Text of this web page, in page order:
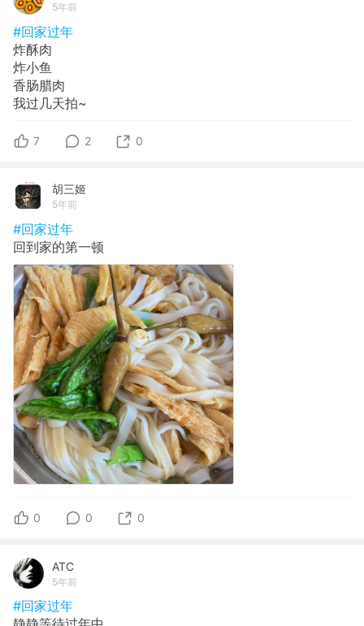
5年前
#回家过年
炸酥肉
炸小鱼
香肠腊肉
我过几天拍~
7 2 0
胡三姬
5年前
#回家过年
回到家的第一顿
0 0 0
ATC
5年前
#回家过年